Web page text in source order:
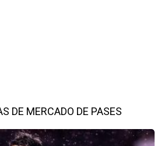
DE MERCADO DE PASES